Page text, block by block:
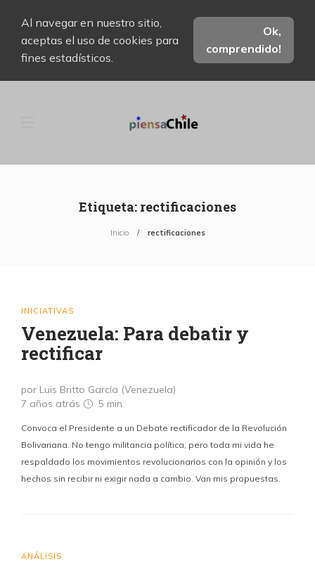
Al navegar en nuestro sitio,
aceptas el uso de cookies para
fines estadísticos.
Ok,
comprendido!
Etiqueta: rectificaciones
Inicio rectificaciones
INICIATIVAS
Venezuela: Para debatir y
rectificar
por Luis Britto García (Venezuela)
7 años atrás
5 min
Convoca el Presidente a un Debate rectificador de la Revolución
Bolivariana. No tengo militancia política, pero toda mi vida he
respaldado los movimientos revolucionarios con la opinión y los
hechos sin recibir ni exigir nada a cambio. Van mis propuestas.
ANÁLISIS